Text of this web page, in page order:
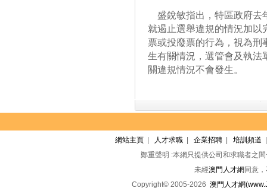
盛銳敏指出，特區政府去
就遏止選舉違規的情況加以
票或投廢票的行為，視為刑
生有關情況，選管會及執法
關違規情況不會發生。
網站主頁 人才求職 企業招聘 培訓頻道
鄭重聲明 :本網只提供公司和求職者之
未經澳門人才網 同意
Copyright© 2005-2026 澳門人才網